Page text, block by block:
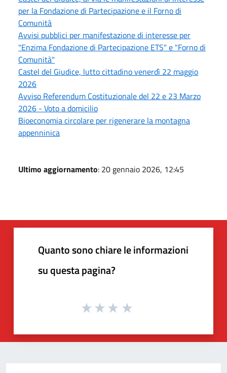
per la Fondazione di Partecipazione e il Forno di
Comunità
Avvisi pubblici per manifestazione di interesse per
"Enzima Fondazione di Partecipazione ETS" e "Forno di
Comunità"
Castel del Giudice, lutto cittadino venerdì 22 maggio
2026
Avviso Referendum Costituzionale del 22 e 23 Marzo
2026 - Voto a domicilio
Bioeconomia circolare per rigenerare la montagna
appenninica
Ultimo aggiornamento: 20 gennaio 2026, 12:45
Quanto sono chiare le informazioni
su questa pagina?